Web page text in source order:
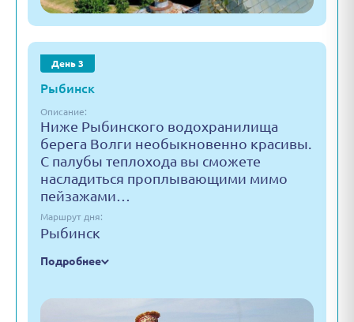
День 3
Рыбинск
Описание:
Ниже Рыбинского водохранилища
берега Волги необыкновенно красивы.
С палубы теплохода вы сможете
насладиться проплывающими мимо
пейзажами…
Маршрут дня:
Рыбинск
Подробнее